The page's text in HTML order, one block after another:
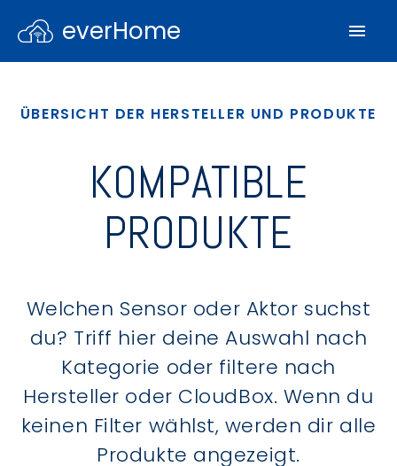
everHome
ÜBERSICHT DER HERSTELLER UND PRODUKTE
KOMPATIBLE
PRODUKTE
Welchen Sensor oder Aktor suchst
du? Triff hier deine Auswahl nach
Kategorie oder filtere nach
Hersteller oder CloudBox. Wenn du
keinen Filter wählst, werden dir alle
Produkte angezeigt.